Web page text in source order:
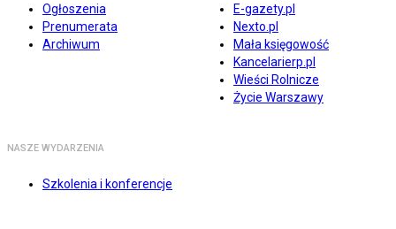
Ogłoszenia
Prenumerata
Archiwum
E-gazety.pl
Nexto.pl
Mała księgowość
Kancelarierp.pl
Wieści Rolnicze
Życie Warszawy
NASZE WYDARZENIA
Szkolenia i konferencje